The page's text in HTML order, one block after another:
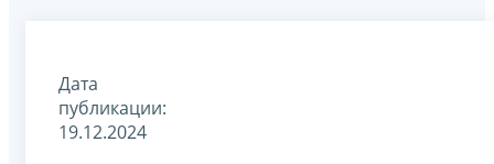
Дата
публикации:
19.12.2024